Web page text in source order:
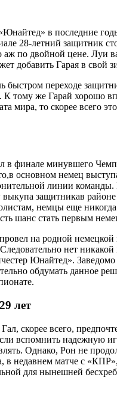
в последние
28-летний защитник
аж по двойной цене. Луи
добавить Гарая в свой
переходе
К тому же Гарай хорошо
то скорее всего
в финале минувшего
основном немец
линии команды.
защитникав
немцы еще
шанс стать первым
на родной
нет
Юнайтед».
обдумать данное
лет
скорее всего,
вспомнить надежную
Однако, Рон не
в недавнем матче с
для нынешней